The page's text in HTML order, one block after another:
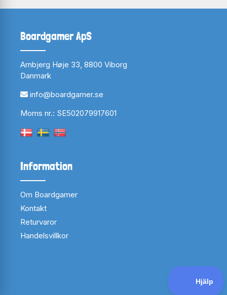
Boardgamer ApS
Arnbjerg Høje 33, 8800 Viborg
Danmark
info@boardgamer.se
Moms nr.: SE502079917601
Information
Om Boardgamer
Kontakt
Returvaror
Handelsvillkor